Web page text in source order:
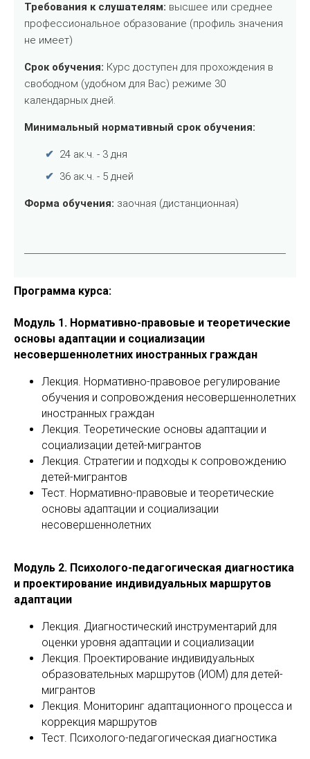
Программа курса:
Модуль 1. Нормативно-правовые и теоретические
основы адаптации и социализации
несовершеннолетних иностранных граждан
Лекция. Нормативно-правовое регулирование
обучения и сопровождения несовершеннолетних
иностранных граждан
Лекция. Теоретические основы адаптации и
социализации детей-мигрантов
Лекция. Стратегии и подходы к сопровождению
детей-мигрантов
Тест. Нормативно-правовые и теоретические
основы адаптации и социализации
несовершеннолетних
Модуль 2. Психолого-педагогическая диагностика
и проектирование индивидуальных маршрутов
адаптации
Лекция. Диагностический инструментарий для
оценки уровня адаптации и социализации
Лекция. Проектирование индивидуальных
образовательных маршрутов (ИОМ) для детей-
мигрантов
Лекция. Мониторинг адаптационного процесса и
коррекция маршрутов
Тест. Психолого-педагогическая диагностика